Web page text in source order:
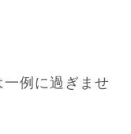
例に過ぎませ